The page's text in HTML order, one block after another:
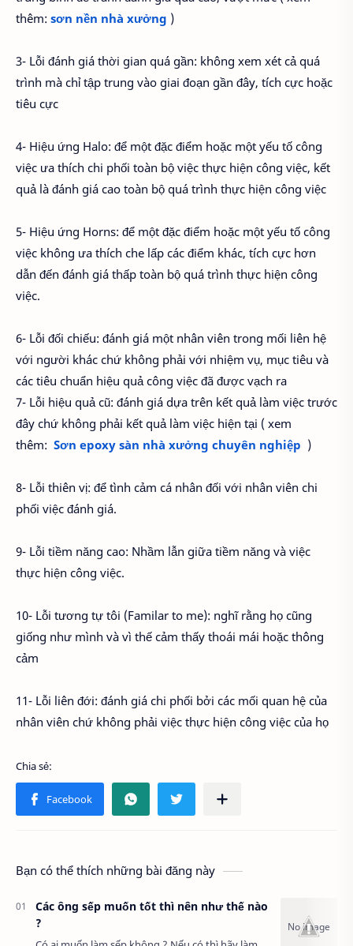
thêm: sơn nền nhà xưởng )
3- Lỗi đánh giá thời gian quá gần: không xem xét cả quá
trình mà chỉ tập trung vào giai đoạn gần đây, tích cực hoặc
tiêu cực
4- Hiệu ứng Halo: để một đặc điểm hoặc một yếu tố công
việc ưa thích chi phối toàn bộ việc thực hiện công việc, kết
quả là đánh giá cao toàn bộ quá trình thực hiện công việc
5- Hiệu ứng Horns: để một đặc điểm hoặc một yếu tố công
việc không ưa thích che lấp các điểm khác, tích cực hơn
dẫn đến đánh giá thấp toàn bộ quá trình thực hiện công
việc.
6- Lỗi đối chiếu: đánh giá một nhân viên trong mối liên hệ
với người khác chứ không phải với nhiệm vụ, mục tiêu và
các tiêu chuẩn hiệu quả công việc đã được vạch ra
7- Lỗi hiệu quả cũ: đánh giá dựa trên kết quả làm việc trước
đây chứ không phải kết quả làm việc hiện tại ( xem
thêm: Sơn epoxy sàn nhà xưởng chuyên nghiệp )
8- Lỗi thiên vị: để tình cảm cá nhân đối với nhân viên chi
phối việc đánh giá.
9- Lỗi tiềm năng cao: Nhầm lẫn giữa tiềm năng và việc
thực hiện công việc.
10- Lỗi tương tự tôi (Familar to me): nghĩ rằng họ cũng
giống như mình và vì thế cảm thấy thoái mái hoặc thông
cảm
11- Lỗi liên đới: đánh giá chi phối bởi các mối quan hệ của
nhân viên chứ không phải việc thực hiện công việc của họ
Bạn có thể thích những bài đăng này
Các ông sếp muốn tốt thì nên như thế nào
?